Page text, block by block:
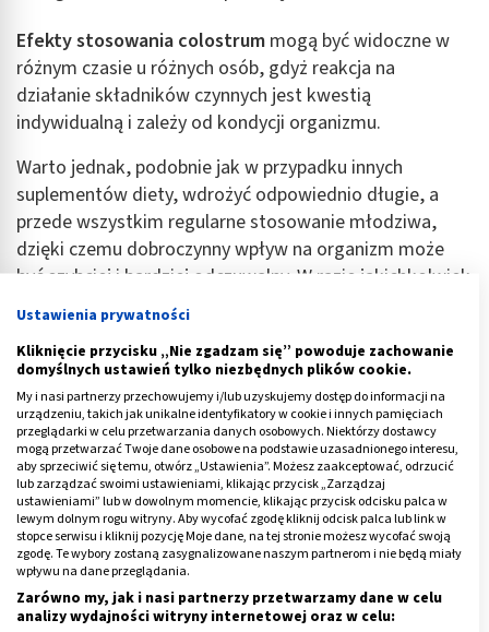
Efekty stosowania colostrum mogą być widoczne w
różnym czasie u różnych osób, gdyż reakcja na
działanie składników czynnych jest kwestią
indywidualną i zależy od kondycji organizmu.
Warto jednak, podobnie jak w przypadku innych
suplementów diety, wdrożyć odpowiednio długie, a
przede wszystkim regularne stosowanie młodziwa,
dzięki czemu dobroczynny wpływ na organizm może
być szybciej i bardziej odczuwalny. W razie jakichkolwiek
wątpliwości należy przeczytać zalecenia widniejące w
ulotce lub na etykiecie wybranego produktu bądź
zasięgnąć porady lekarza lub farmaceuty.
Reklama
Ustawienia prywatności
Kliknięcie przycisku „Nie zgadzam się” powoduje zachowanie
domyślnych ustawień tylko niezbędnych plików cookie.
My i nasi partnerzy przechowujemy i/lub uzyskujemy dostęp do informacji na
urządzeniu, takich jak unikalne identyfikatory w cookie i innych pamięciach
przeglądarki w celu przetwarzania danych osobowych. Niektórzy dostawcy
mogą przetwarzać Twoje dane osobowe na podstawie uzasadnionego interesu,
aby sprzeciwić się temu, otwórz „Ustawienia”. Możesz zaakceptować, odrzucić
lub zarządzać swoimi ustawieniami, klikając przycisk „Zarządzaj
ustawieniami” lub w dowolnym momencie, klikając przycisk odcisku palca w
lewym dolnym rogu witryny. Aby wycofać zgodę kliknij odcisk palca lub link w
stopce serwisu i kliknij pozycję Moje dane, na tej stronie możesz wycofać swoją
zgodę. Te wybory zostaną zasygnalizowane naszym partnerom i nie będą miały
wpływu na dane przeglądania.
Zarówno my, jak i nasi partnerzy przetwarzamy dane w celu
analizy wydajności witryny internetowej oraz w celu: